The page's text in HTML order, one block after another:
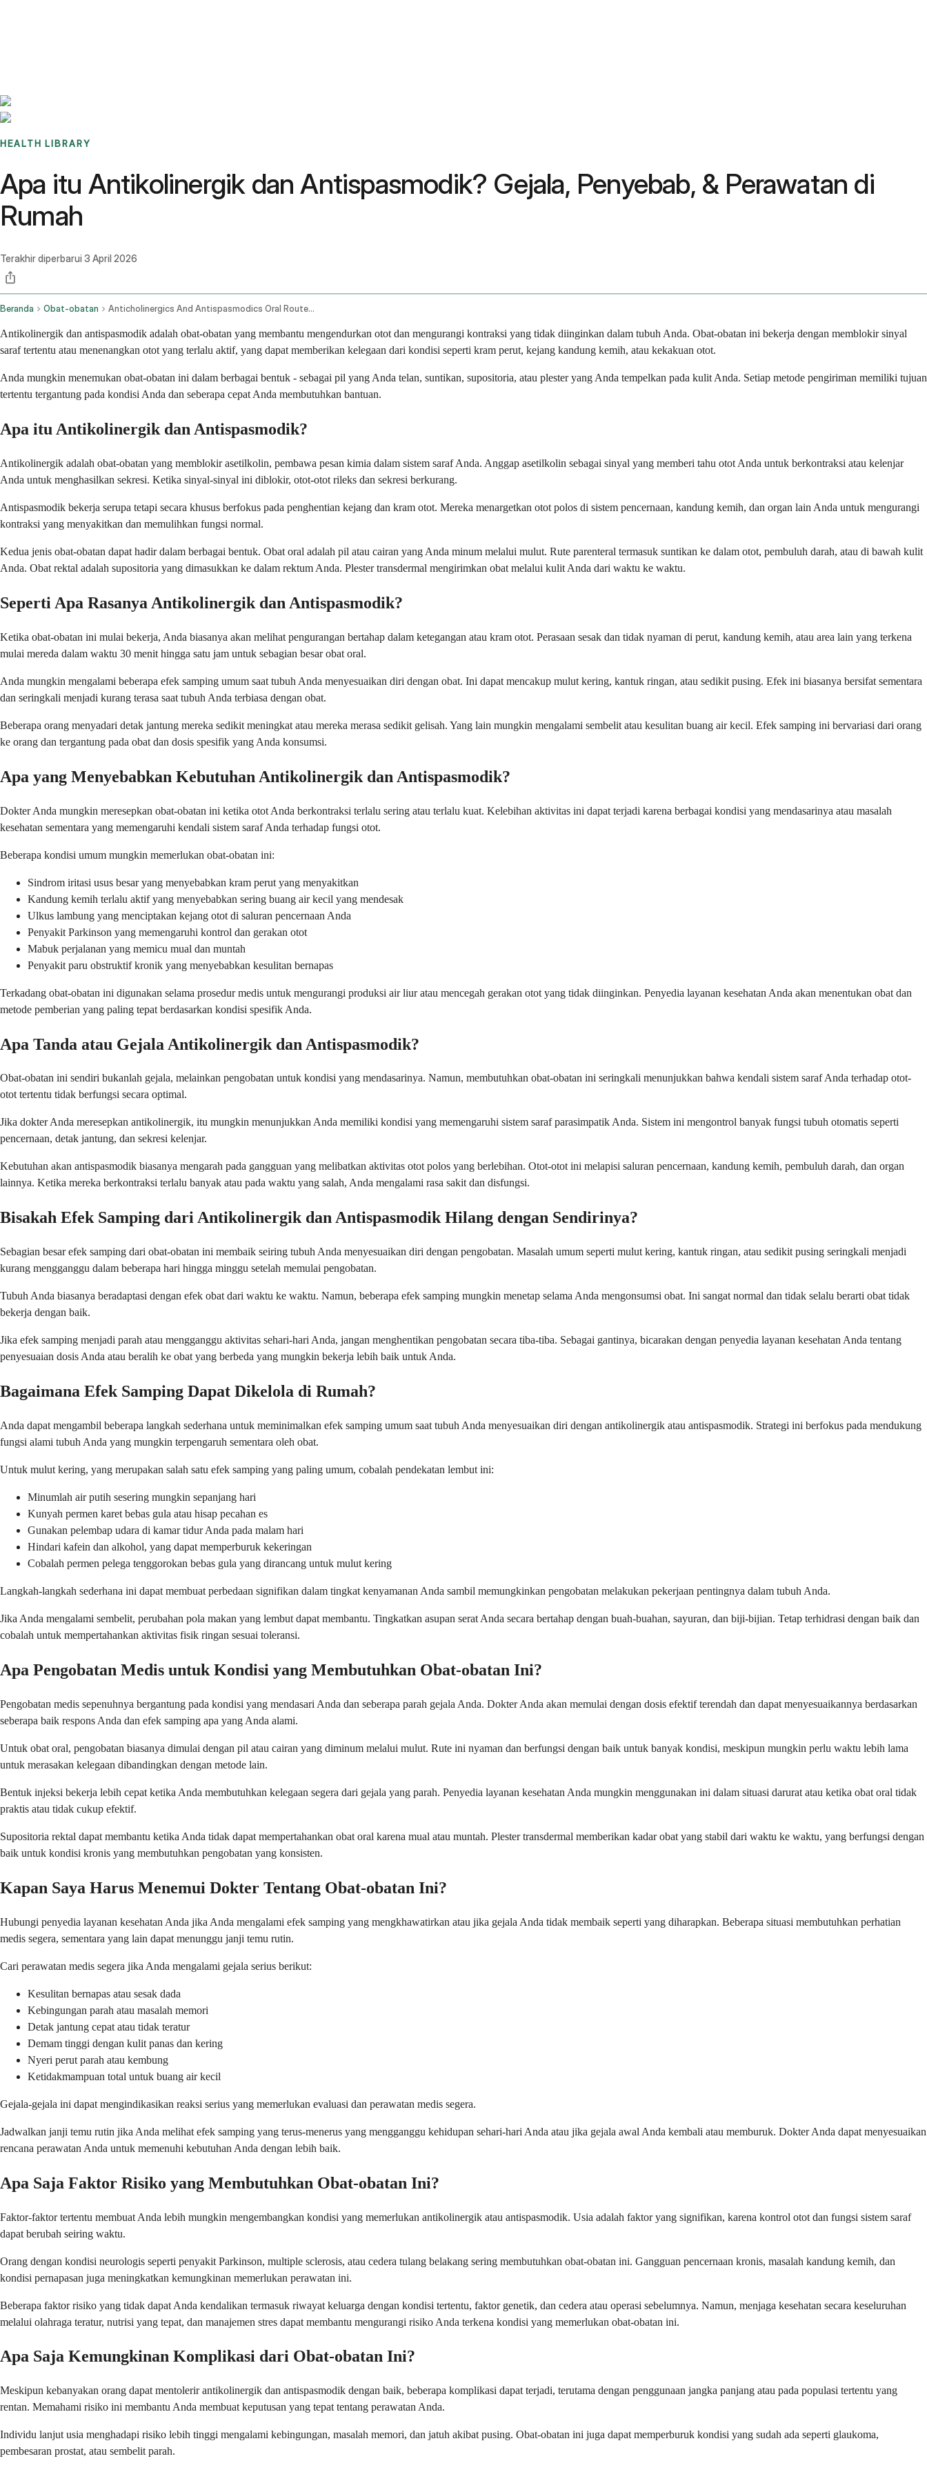
HEALTH LIBRARY
Apa itu Antikolinergik dan Antispasmodik? Gejala, Penyebab, & Perawatan di
Rumah
Terakhir diperbarui 3 April 2026
Beranda Obat-obatan Anticholinergics And Antispasmodics Oral Route Parenteral Route Rectal Route Transdermal Route
Antikolinergik dan antispasmodik adalah obat-obatan yang membantu mengendurkan otot dan mengurangi kontraksi yang tidak diinginkan dalam tubuh Anda. Obat-obatan ini bekerja dengan memblokir sinyal
saraf tertentu atau menenangkan otot yang terlalu aktif, yang dapat memberikan kelegaan dari kondisi seperti kram perut, kejang kandung kemih, atau kekakuan otot.
Anda mungkin menemukan obat-obatan ini dalam berbagai bentuk - sebagai pil yang Anda telan, suntikan, supositoria, atau plester yang Anda tempelkan pada kulit Anda. Setiap metode pengiriman memiliki tujuan
tertentu tergantung pada kondisi Anda dan seberapa cepat Anda membutuhkan bantuan.
Apa itu Antikolinergik dan Antispasmodik?
Antikolinergik adalah obat-obatan yang memblokir asetilkolin, pembawa pesan kimia dalam sistem saraf Anda. Anggap asetilkolin sebagai sinyal yang memberi tahu otot Anda untuk berkontraksi atau kelenjar
Anda untuk menghasilkan sekresi. Ketika sinyal-sinyal ini diblokir, otot-otot rileks dan sekresi berkurang.
Antispasmodik bekerja serupa tetapi secara khusus berfokus pada penghentian kejang dan kram otot. Mereka menargetkan otot polos di sistem pencernaan, kandung kemih, dan organ lain Anda untuk mengurangi
kontraksi yang menyakitkan dan memulihkan fungsi normal.
Kedua jenis obat-obatan dapat hadir dalam berbagai bentuk. Obat oral adalah pil atau cairan yang Anda minum melalui mulut. Rute parenteral termasuk suntikan ke dalam otot, pembuluh darah, atau di bawah kulit
Anda. Obat rektal adalah supositoria yang dimasukkan ke dalam rektum Anda. Plester transdermal mengirimkan obat melalui kulit Anda dari waktu ke waktu.
Seperti Apa Rasanya Antikolinergik dan Antispasmodik?
Ketika obat-obatan ini mulai bekerja, Anda biasanya akan melihat pengurangan bertahap dalam ketegangan atau kram otot. Perasaan sesak dan tidak nyaman di perut, kandung kemih, atau area lain yang terkena
mulai mereda dalam waktu 30 menit hingga satu jam untuk sebagian besar obat oral.
Anda mungkin mengalami beberapa efek samping umum saat tubuh Anda menyesuaikan diri dengan obat. Ini dapat mencakup mulut kering, kantuk ringan, atau sedikit pusing. Efek ini biasanya bersifat sementara
dan seringkali menjadi kurang terasa saat tubuh Anda terbiasa dengan obat.
Beberapa orang menyadari detak jantung mereka sedikit meningkat atau mereka merasa sedikit gelisah. Yang lain mungkin mengalami sembelit atau kesulitan buang air kecil. Efek samping ini bervariasi dari orang
ke orang dan tergantung pada obat dan dosis spesifik yang Anda konsumsi.
Apa yang Menyebabkan Kebutuhan Antikolinergik dan Antispasmodik?
Dokter Anda mungkin meresepkan obat-obatan ini ketika otot Anda berkontraksi terlalu sering atau terlalu kuat. Kelebihan aktivitas ini dapat terjadi karena berbagai kondisi yang mendasarinya atau masalah
kesehatan sementara yang memengaruhi kendali sistem saraf Anda terhadap fungsi otot.
Beberapa kondisi umum mungkin memerlukan obat-obatan ini:
Sindrom iritasi usus besar yang menyebabkan kram perut yang menyakitkan
Kandung kemih terlalu aktif yang menyebabkan sering buang air kecil yang mendesak
Ulkus lambung yang menciptakan kejang otot di saluran pencernaan Anda
Penyakit Parkinson yang memengaruhi kontrol dan gerakan otot
Mabuk perjalanan yang memicu mual dan muntah
Penyakit paru obstruktif kronik yang menyebabkan kesulitan bernapas
Terkadang obat-obatan ini digunakan selama prosedur medis untuk mengurangi produksi air liur atau mencegah gerakan otot yang tidak diinginkan. Penyedia layanan kesehatan Anda akan menentukan obat dan
metode pemberian yang paling tepat berdasarkan kondisi spesifik Anda.
Apa Tanda atau Gejala Antikolinergik dan Antispasmodik?
Obat-obatan ini sendiri bukanlah gejala, melainkan pengobatan untuk kondisi yang mendasarinya. Namun, membutuhkan obat-obatan ini seringkali menunjukkan bahwa kendali sistem saraf Anda terhadap otot-
otot tertentu tidak berfungsi secara optimal.
Jika dokter Anda meresepkan antikolinergik, itu mungkin menunjukkan Anda memiliki kondisi yang memengaruhi sistem saraf parasimpatik Anda. Sistem ini mengontrol banyak fungsi tubuh otomatis seperti
pencernaan, detak jantung, dan sekresi kelenjar.
Kebutuhan akan antispasmodik biasanya mengarah pada gangguan yang melibatkan aktivitas otot polos yang berlebihan. Otot-otot ini melapisi saluran pencernaan, kandung kemih, pembuluh darah, dan organ
lainnya. Ketika mereka berkontraksi terlalu banyak atau pada waktu yang salah, Anda mengalami rasa sakit dan disfungsi.
Bisakah Efek Samping dari Antikolinergik dan Antispasmodik Hilang dengan Sendirinya?
Sebagian besar efek samping dari obat-obatan ini membaik seiring tubuh Anda menyesuaikan diri dengan pengobatan. Masalah umum seperti mulut kering, kantuk ringan, atau sedikit pusing seringkali menjadi
kurang mengganggu dalam beberapa hari hingga minggu setelah memulai pengobatan.
Tubuh Anda biasanya beradaptasi dengan efek obat dari waktu ke waktu. Namun, beberapa efek samping mungkin menetap selama Anda mengonsumsi obat. Ini sangat normal dan tidak selalu berarti obat tidak
bekerja dengan baik.
Jika efek samping menjadi parah atau mengganggu aktivitas sehari-hari Anda, jangan menghentikan pengobatan secara tiba-tiba. Sebagai gantinya, bicarakan dengan penyedia layanan kesehatan Anda tentang
penyesuaian dosis Anda atau beralih ke obat yang berbeda yang mungkin bekerja lebih baik untuk Anda.
Bagaimana Efek Samping Dapat Dikelola di Rumah?
Anda dapat mengambil beberapa langkah sederhana untuk meminimalkan efek samping umum saat tubuh Anda menyesuaikan diri dengan antikolinergik atau antispasmodik. Strategi ini berfokus pada mendukung
fungsi alami tubuh Anda yang mungkin terpengaruh sementara oleh obat.
Untuk mulut kering, yang merupakan salah satu efek samping yang paling umum, cobalah pendekatan lembut ini:
Minumlah air putih sesering mungkin sepanjang hari
Kunyah permen karet bebas gula atau hisap pecahan es
Gunakan pelembap udara di kamar tidur Anda pada malam hari
Hindari kafein dan alkohol, yang dapat memperburuk kekeringan
Cobalah permen pelega tenggorokan bebas gula yang dirancang untuk mulut kering
Langkah-langkah sederhana ini dapat membuat perbedaan signifikan dalam tingkat kenyamanan Anda sambil memungkinkan pengobatan melakukan pekerjaan pentingnya dalam tubuh Anda.
Jika Anda mengalami sembelit, perubahan pola makan yang lembut dapat membantu. Tingkatkan asupan serat Anda secara bertahap dengan buah-buahan, sayuran, dan biji-bijian. Tetap terhidrasi dengan baik dan
cobalah untuk mempertahankan aktivitas fisik ringan sesuai toleransi.
Apa Pengobatan Medis untuk Kondisi yang Membutuhkan Obat-obatan Ini?
Pengobatan medis sepenuhnya bergantung pada kondisi yang mendasari Anda dan seberapa parah gejala Anda. Dokter Anda akan memulai dengan dosis efektif terendah dan dapat menyesuaikannya berdasarkan
seberapa baik respons Anda dan efek samping apa yang Anda alami.
Untuk obat oral, pengobatan biasanya dimulai dengan pil atau cairan yang diminum melalui mulut. Rute ini nyaman dan berfungsi dengan baik untuk banyak kondisi, meskipun mungkin perlu waktu lebih lama
untuk merasakan kelegaan dibandingkan dengan metode lain.
Bentuk injeksi bekerja lebih cepat ketika Anda membutuhkan kelegaan segera dari gejala yang parah. Penyedia layanan kesehatan Anda mungkin menggunakan ini dalam situasi darurat atau ketika obat oral tidak
praktis atau tidak cukup efektif.
Supositoria rektal dapat membantu ketika Anda tidak dapat mempertahankan obat oral karena mual atau muntah. Plester transdermal memberikan kadar obat yang stabil dari waktu ke waktu, yang berfungsi dengan
baik untuk kondisi kronis yang membutuhkan pengobatan yang konsisten.
Kapan Saya Harus Menemui Dokter Tentang Obat-obatan Ini?
Hubungi penyedia layanan kesehatan Anda jika Anda mengalami efek samping yang mengkhawatirkan atau jika gejala Anda tidak membaik seperti yang diharapkan. Beberapa situasi membutuhkan perhatian
medis segera, sementara yang lain dapat menunggu janji temu rutin.
Cari perawatan medis segera jika Anda mengalami gejala serius berikut:
Kesulitan bernapas atau sesak dada
Kebingungan parah atau masalah memori
Detak jantung cepat atau tidak teratur
Demam tinggi dengan kulit panas dan kering
Nyeri perut parah atau kembung
Ketidakmampuan total untuk buang air kecil
Gejala-gejala ini dapat mengindikasikan reaksi serius yang memerlukan evaluasi dan perawatan medis segera.
Jadwalkan janji temu rutin jika Anda melihat efek samping yang terus-menerus yang mengganggu kehidupan sehari-hari Anda atau jika gejala awal Anda kembali atau memburuk. Dokter Anda dapat menyesuaikan
rencana perawatan Anda untuk memenuhi kebutuhan Anda dengan lebih baik.
Apa Saja Faktor Risiko yang Membutuhkan Obat-obatan Ini?
Faktor-faktor tertentu membuat Anda lebih mungkin mengembangkan kondisi yang memerlukan antikolinergik atau antispasmodik. Usia adalah faktor yang signifikan, karena kontrol otot dan fungsi sistem saraf
dapat berubah seiring waktu.
Orang dengan kondisi neurologis seperti penyakit Parkinson, multiple sclerosis, atau cedera tulang belakang sering membutuhkan obat-obatan ini. Gangguan pencernaan kronis, masalah kandung kemih, dan
kondisi pernapasan juga meningkatkan kemungkinan memerlukan perawatan ini.
Beberapa faktor risiko yang tidak dapat Anda kendalikan termasuk riwayat keluarga dengan kondisi tertentu, faktor genetik, dan cedera atau operasi sebelumnya. Namun, menjaga kesehatan secara keseluruhan
melalui olahraga teratur, nutrisi yang tepat, dan manajemen stres dapat membantu mengurangi risiko Anda terkena kondisi yang memerlukan obat-obatan ini.
Apa Saja Kemungkinan Komplikasi dari Obat-obatan Ini?
Meskipun kebanyakan orang dapat mentolerir antikolinergik dan antispasmodik dengan baik, beberapa komplikasi dapat terjadi, terutama dengan penggunaan jangka panjang atau pada populasi tertentu yang
rentan. Memahami risiko ini membantu Anda membuat keputusan yang tepat tentang perawatan Anda.
Individu lanjut usia menghadapi risiko lebih tinggi mengalami kebingungan, masalah memori, dan jatuh akibat pusing. Obat-obatan ini juga dapat memperburuk kondisi yang sudah ada seperti glaukoma,
pembesaran prostat, atau sembelit parah.